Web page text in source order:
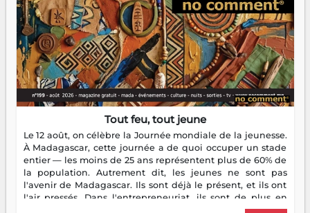
Tout feu, tout jeune
Le 12 août, on célèbre la Journée mondiale de la jeunesse.
À Madagascar, cette journée a de quoi occuper un stade
entier — les moins de 25 ans représentent plus de 60% de
la population. Autrement dit, les jeunes ne sont pas
l'avenir de Madagascar. Ils sont déjà le présent, et ils ont
l'air pressés. Dans l'entrepreneuriat, ils sont de plus en
plus nombreux à se lancer, à créer, à risquer — souvent